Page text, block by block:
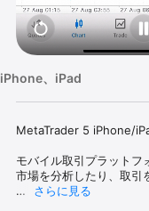
iPhone、iPad
MetaTrader 5 iPhone/
モバイル取引プラットフ
市場を分析したり、取引
さらに見る